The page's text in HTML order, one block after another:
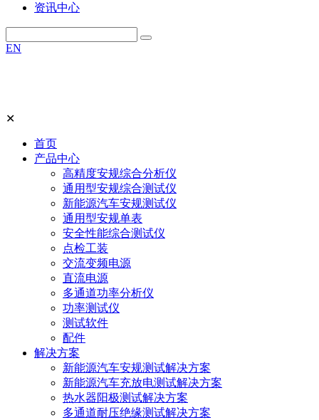
资讯中心
EN
✕
首页
产品中心
高精度安规综合分析仪
通用型安规综合测试仪
新能源汽车安规测试仪
通用型安规单表
安全性能综合测试仪
点检工装
交流变频电源
直流电源
多通道功率分析仪
功率测试仪
测试软件
配件
解决方案
新能源汽车安规测试解决方案
新能源汽车充放电测试解决方案
热水器阳极测试解决方案
多通道耐压绝缘测试解决方案